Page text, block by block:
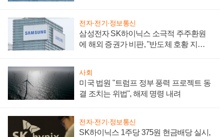
전자·전기·정보통신
삼성전자 SK하이닉스 소극적 주주환원
에 해외 증권가 비판, "반도체 호황 지속
사회
미국 법원 "트럼프 정부 풍력 프로젝트 동
결 조치는 위법", 해제 명령 내려
전자·전기·정보통신
SK하이닉스 1주당 375원 현금배당 실시,